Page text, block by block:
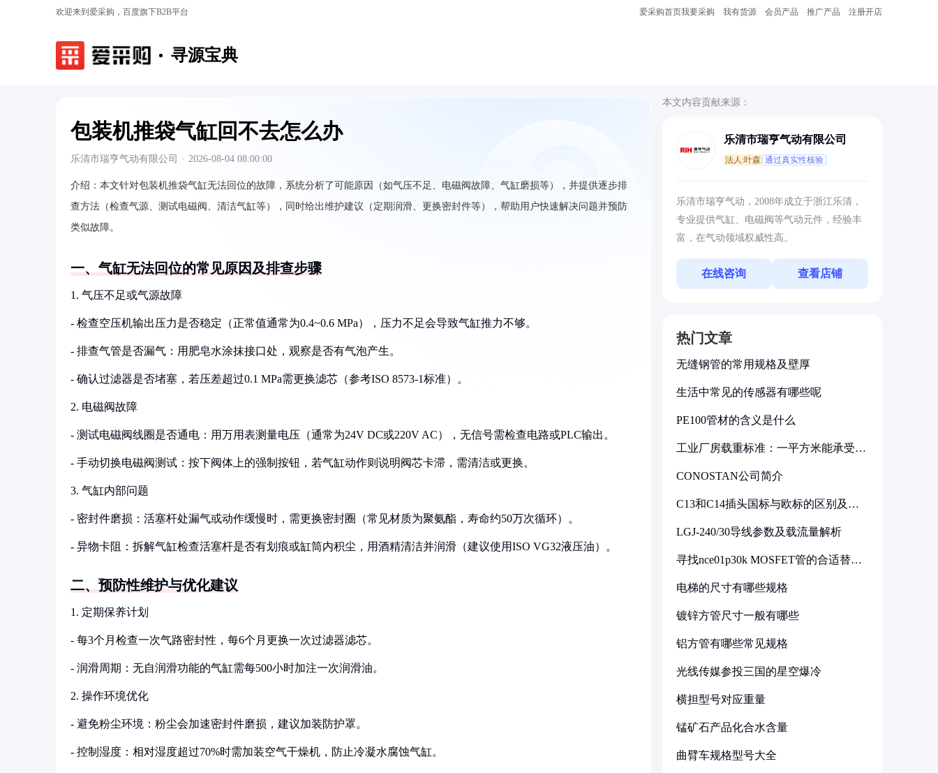
欢迎来到爱采购，百度旗下B2B平台 爱采购首页我要采购 我有货源 会员产品 推广产品 注册开店
寻源宝典
包装机推袋气缸回不去怎么办
乐清市瑞亨气动有限公司 · 2026-08-04 08:00:00
介绍： 本文针对包装机推袋气缸无法回位的故障，系统分析了可能原因（如气压不足、电磁阀故障、气缸磨损等），并提供逐步排
查方法（检查气源、测试电磁阀、清洁气缸等），同时给出维护建议（定期润滑、更换密封件等），帮助用户快速解决问题并预防
类似故障。
一、气缸无法回位的常见原因及排查步骤
1. 气压不足或气源故障
- 检查空压机输出压力是否稳定（正常值通常为0.4~0.6 MPa），压力不足会导致气缸推力不够。
- 排查气管是否漏气：用肥皂水涂抹接口处，观察是否有气泡产生。
- 确认过滤器是否堵塞，若压差超过0.1 MPa需更换滤芯（参考ISO 8573-1标准）。
2. 电磁阀故障
- 测试电磁阀线圈是否通电：用万用表测量电压（通常为24V DC或220V AC），无信号需检查电路或PLC输出。
- 手动切换电磁阀测试：按下阀体上的强制按钮，若气缸动作则说明阀芯卡滞，需清洁或更换。
3. 气缸内部问题
- 密封件磨损：活塞杆处漏气或动作缓慢时，需更换密封圈（常见材质为聚氨酯，寿命约50万次循环）。
- 异物卡阻：拆解气缸检查活塞杆是否有划痕或缸筒内积尘，用酒精清洁并润滑（建议使用ISO VG32液压油）。
二、预防性维护与优化建议
1. 定期保养计划
- 每3个月检查一次气路密封性，每6个月更换一次过滤器滤芯。
- 润滑周期：无自润滑功能的气缸需每500小时加注一次润滑油。
2. 操作环境优化
- 避免粉尘环境：粉尘会加速密封件磨损，建议加装防护罩。
- 控制湿度：相对湿度超过70%时需加装空气干燥机，防止冷凝水腐蚀气缸。
本文内容贡献来源：
乐清市瑞亨气动有限公司
法人:叶森 通过真实性核验
乐清市瑞亨气动，2008年成立于浙江乐清，
专业提供气缸、电磁阀等气动元件，经验丰
富，在气动领域权威性高。
在线咨询 查看店铺
热门文章
无缝钢管的常用规格及壁厚
生活中常见的传感器有哪些呢
PE100管材的含义是什么
工业厂房载重标准：一平方米能承受多
CONOSTAN公司简介
C13和C14插头国标与欧标的区别及其
LGJ-240/30导线参数及载流量解析
寻找nce01p30k MOSFET管的合适替代
电梯的尺寸有哪些规格
镀锌方管尺寸一般有哪些
铝方管有哪些常见规格
光线传媒参投三国的星空爆冷
横担型号对应重量
锰矿石产品化合水含量
曲臂车规格型号大全